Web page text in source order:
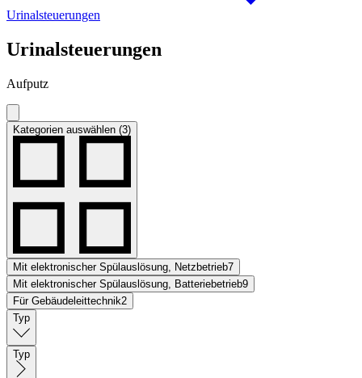
Urinalsteuerungen
Urinalsteuerungen
Aufputz
Kategorien auswählen (3)
Mit elektronischer Spülauslösung, Netzbetrieb7
Mit elektronischer Spülauslösung, Batteriebetrieb9
Für Gebäudeleittechnik2
Typ
Typ